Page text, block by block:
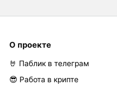
О проекте
🤘 Паблик в телеграм
😎 Работа в крипте